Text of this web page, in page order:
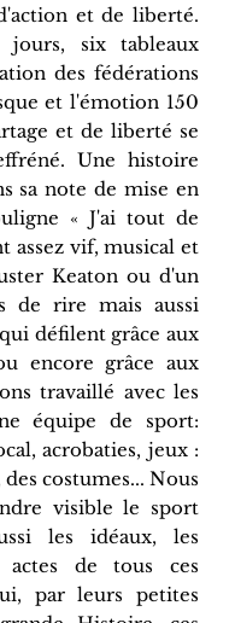
et de liberté.
six tableaux
des fédérations
et l'émotion 150
et de liberté se
Une histoire
sa note de mise en
« J'ai tout de
assez vif, musical et
Keaton ou d'un
de rire mais aussi
défilent grâce aux
encore grâce aux
travaillé avec les
équipe de sport:
acrobaties, jeux :
costumes... Nous
visible le sport
les idéaux, les
actes de tous ces
par leurs petites